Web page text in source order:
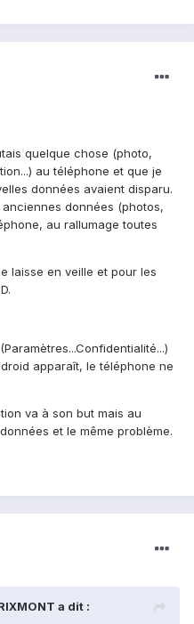
quelque chose (photo,
au téléphone et que je
données avaient disparu.
données (photos,
au rallumage toutes
laisse en veille et pour les
apparaît, le téléphone ne
va à son but mais au
et le même problème.
a dit :